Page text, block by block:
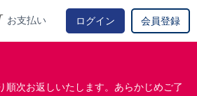
お支払い ログイン 会員登録
次お返しいたします。あらかじめご了